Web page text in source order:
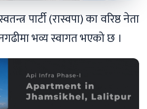
पार्टी (रास्वपा) का वरिष्ठ नेता
भव्य स्वागत भएको छ ।